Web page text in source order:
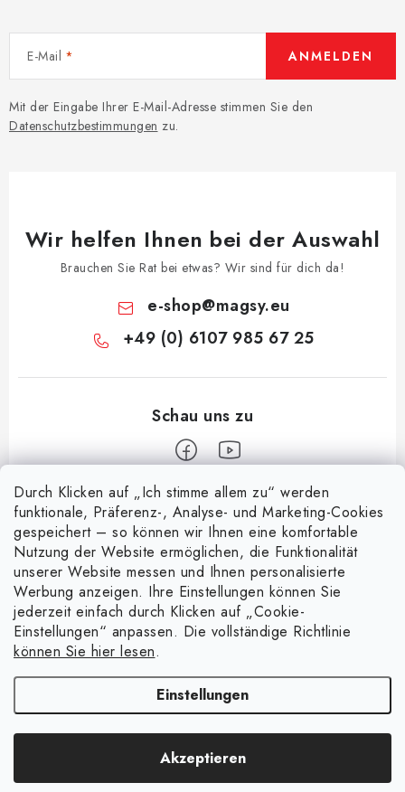
Durch Klicken auf „Ich stimme allem zu“ werden
funktionale, Präferenz-, Analyse- und Marketing-Cookies
gespeichert – so können wir Ihnen eine komfortable
Nutzung der Website ermöglichen, die Funktionalität
unserer Website messen und Ihnen personalisierte
Werbung anzeigen. Ihre Einstellungen können Sie
jederzeit einfach durch Klicken auf „Cookie-
Einstellungen“ anpassen. Die vollständige Richtlinie
können Sie hier lesen.
Einstellungen
Akzeptieren
E-Mail
Mit der Eingabe Ihrer E-Mail-Adresse stimmen Sie den
Datenschutzbestimmungen zu.
ANMELDEN
Wir helfen Ihnen bei der Auswahl
Brauchen Sie Rat bei etwas? Wir sind für dich da!
e-shop@magsy.eu
+49 (0) 6107 985 67 25
Informace pro vás
Über uns
Handelsbedingungen
Datenschutzerklärung
Warenrückgabe
Kontakte - Impressum
Nachricht
Entdecken Sie die Magie magnetischer Taschen
15.4.2025
4 spielerische Experimente mit Magneten
Facebook
Copyright 2026e-shop.magsy.eu. Alle Rechte vorbehalten.Cookie-
Einstellungen ändern